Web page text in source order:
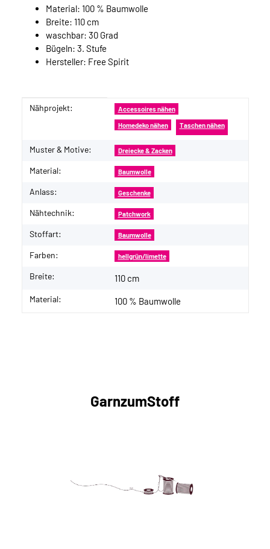
Material: 100 % Baumwolle
Breite: 110 cm
waschbar: 30 Grad
Bügeln: 3. Stufe
Hersteller: Free Spirit
Produkteigenschaft
Wert
Nähprojekt: Accessoires nähen
Homedeko nähen Taschen nähen
Muster & Motive: Dreiecke & Zacken
Material: Baumwolle
Anlass: Geschenke
Nähtechnik: Patchwork
Stoffart: Baumwolle
Farben: hellgrün/limette
Breite: 110 cm
Material: 100 % Baumwolle
GarnzumStoff